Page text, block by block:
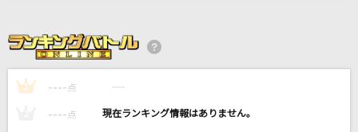
桜高軽音部[平沢唯・秋山澪・田井中律・琴吹紬(CV:豊崎愛生、日笠陽
子、佐藤聡美、寿美菜子)]
T.M.Revolution
1 ---- 点 ----
---- 点 ----